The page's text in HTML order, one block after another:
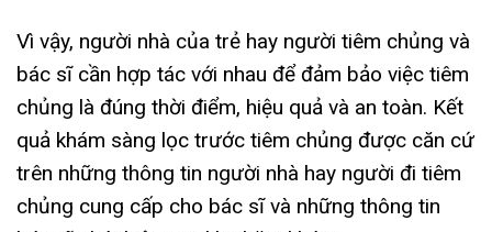
Vì vậy, người nhà của trẻ hay người tiêm chủng và
bác sĩ cần hợp tác với nhau để đảm bảo việc tiêm
chủng là đúng thời điểm, hiệu quả và an toàn. Kết
quả khám sàng lọc trước tiêm chủng được căn cứ
trên những thông tin người nhà hay người đi tiêm
chủng cung cấp cho bác sĩ và những thông tin